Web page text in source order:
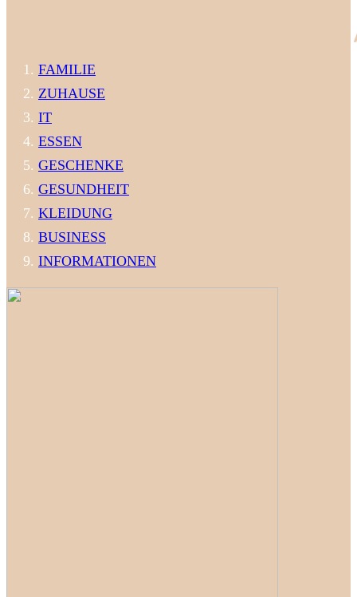
FAMILIE
ZUHAUSE
IT
ESSEN
GESCHENKE
GESUNDHEIT
KLEIDUNG
BUSINESS
INFORMATIONEN